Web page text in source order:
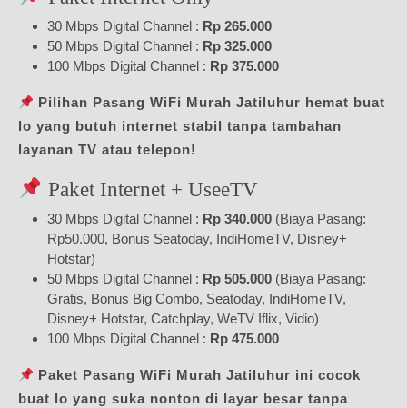
30 Mbps Digital Channel : Rp 265.000
50 Mbps Digital Channel : Rp 325.000
100 Mbps Digital Channel : Rp 375.000
Pilihan Pasang WiFi Murah Jatiluhur hemat buat
lo yang butuh internet stabil tanpa tambahan
layanan TV atau telepon!
Paket Internet + UseeTV
30 Mbps Digital Channel : Rp 340.000 (Biaya Pasang:
Rp50.000, Bonus Seatoday, IndiHomeTV, Disney+
Hotstar)
50 Mbps Digital Channel : Rp 505.000 (Biaya Pasang:
Gratis, Bonus Big Combo, Seatoday, IndiHomeTV,
Disney+ Hotstar, Catchplay, WeTV Iflix, Vidio)
100 Mbps Digital Channel : Rp 475.000
Paket Pasang WiFi Murah Jatiluhur ini cocok
buat lo yang suka nonton di layar besar tanpa